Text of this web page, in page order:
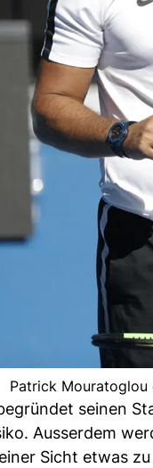
Patrick Mouratoglou
seinen
Ausserdem
Sicht etwas